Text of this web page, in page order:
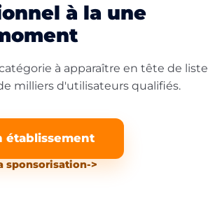
à la une
à apparaître en tête de liste
milliers d'utilisateurs qualifiés.
établissement
sponsorisation->